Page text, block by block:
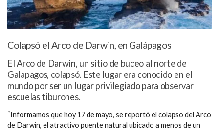
Colapsó el Arco de Darwin, en Galápagos
El Arco de Darwin, un sitio de buceo al norte de
Galapagos, colapsó. Este lugar era conocido en el
mundo por ser un lugar privilegiado para observar
escuelas tiburones.
“Informamos que hoy 17 de mayo, se reportó el colapso del Arco
de Darwin, el atractivo puente natural ubicado a menos de un